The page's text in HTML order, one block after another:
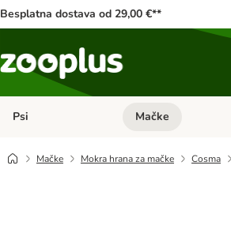
Besplatna dostava od 29,00 €**
Psi Pregled kategorija: Psi
Mačke
Mačke Mokra hrana za mačke Cosma